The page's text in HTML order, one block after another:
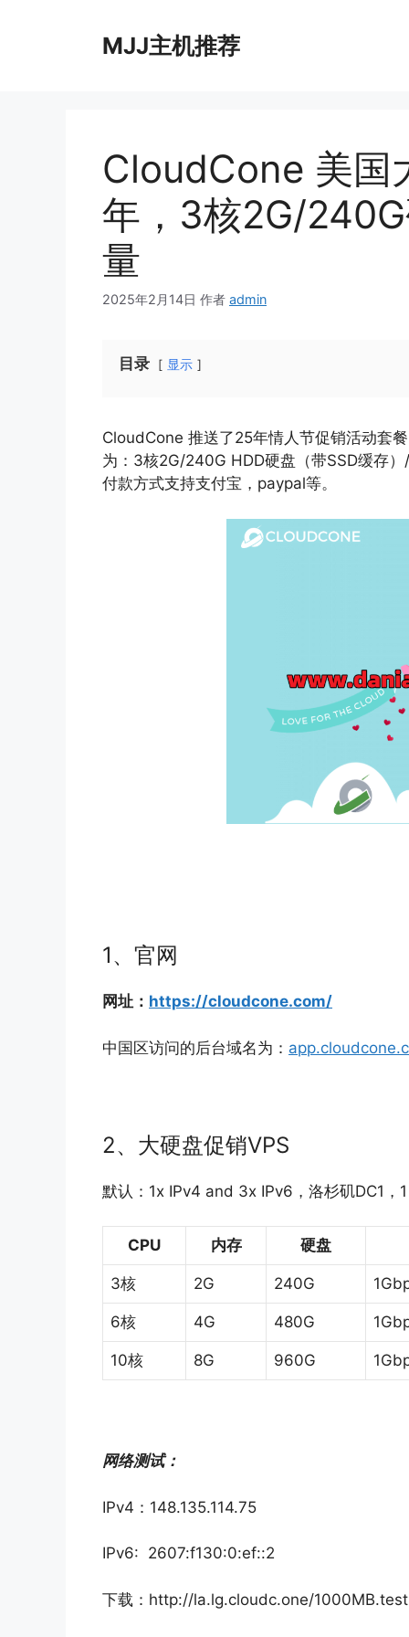
MJJ主机推荐
CloudCone 美国
年，3核2G/
量
2025年2月14日 作者 admin
目录 显示
CloudCone 推送了25年情人节促销活动套
为：3核2G/240G HDD硬盘（带SSD缓存
付款方式支持支付宝，paypal等。
1、官网
网址： https://cloudcone.com/
中国区访问的后台域名为：
2、大硬盘促销VPS
默认：1x IPv4 and 3x IPv6，洛杉矶DC1，
CPU 内存 硬盘
3核 2G 240G
6核 4G 480G
10核 8G 960G
网络测试：
IPv4：148.135.114.75
IPv6: 2607:f130:0:ef::2
下载：http://la.lg.cloudc.one/1000MB.test